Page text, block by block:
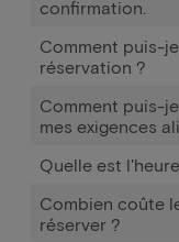
confirmation.
Comment puis-
réservation ?
Comment puis-
mes exigences
Quelle est
Combien coûte
réserver ?